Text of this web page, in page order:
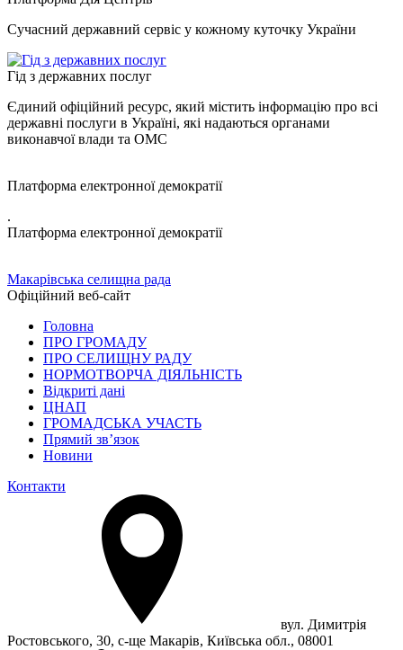
Сучасний державний сервіс у кожному куточку України
Гід з державних послуг
Єдиний офіційний ресурс, який містить інформацію про всі
державні послуги в Україні, які надаються органами
виконавчої влади та ОМС
Платформа електронної демократії
.
Платформа електронної демократії
Макарівська селищна рада
Офіційний веб-сайт
Головна
ПРО ГРОМАДУ
ПРО СЕЛИЩНУ РАДУ
НОРМОТВОРЧА ДІЯЛЬНІСТЬ
Відкриті дані
ЦНАП
ГРОМАДСЬКА УЧАСТЬ
Прямий зв’язок
Новини
Контакти
вул. Димитрія
Ростовського, 30, с-ще Макарів, Київська обл., 08001